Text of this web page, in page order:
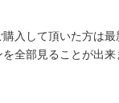
入して頂いた方は
全部見ることが出来